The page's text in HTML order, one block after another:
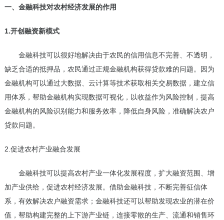
一、金融科技对农村经济发展的作用
1.开创融资新模式
金融科技可以很好地解决由于农民的信用信息不完善、不透明，
缺乏合适的抵押品，农民通过正规金融机构获得贷款难的问题。因为
金融机构可以通过大数据、云计算等技术获取相关交易数据，建立信
用体系，帮助金融机构实现数据可视化，以收益作为风险控制，提高
金融机构的风险识别能力和服务效率，降低自身风险，准确解决农户
贷款问题。
2.促进农村产业融合发展
金融科技可以提高农村产业一体化发展程度，扩大融资范围、增
加产业供给，促进农村经济发展。借助金融科技，不断完善征信体
系，有效解决农户融资需求；金融科技还可以帮助发现农业的潜在价
值，帮助构建完整的上下游产业链，连接零散的生产、流通和销售环